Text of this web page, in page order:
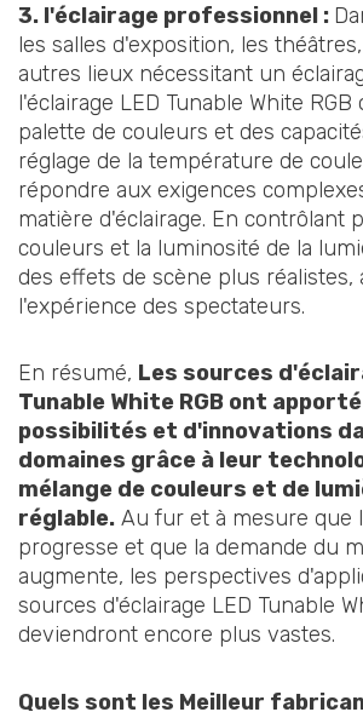
3. l'éclairage professionnel :
les salles d'exposition, les
autres lieux nécessitant un
l'éclairage LED Tunable White
palette de couleurs et des
réglage de la température de
répondre aux exigences
matière d'éclairage. En contrôlant
couleurs et la luminosité de la
des effets de scène plus réalistes,
l'expérience des spectateurs.
En résumé, Les sources
Tunable White RGB ont
possibilités et d'innovations
domaines grâce à leur
mélange de couleurs et de
réglable. Au fur et à mesure que
progresse et que la demande du
augmente, les perspectives
sources d'éclairage LED Tunable
deviendront encore plus vastes.
Quels sont les Meilleur